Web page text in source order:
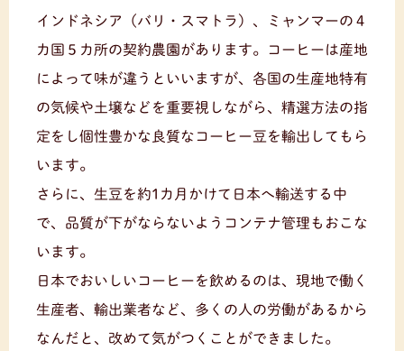
インドネシア（バリ・スマトラ）、ミャンマーの４
カ国５カ所の契約農園があります。コーヒーは産地
によって味が違うといいますが、各国の生産地特有
の気候や土壌などを重要視しながら、精選方法の指
定をし個性豊かな良質なコーヒー豆を輸出してもら
います。
さらに、生豆を約1カ月かけて日本へ輸送する中
で、品質が下がならないようコンテナ管理もおこな
います。
日本でおいしいコーヒーを飲めるのは、現地で働く
生産者、輸出業者など、多くの人の労働があるから
なんだと、改めて気がつくことができました。